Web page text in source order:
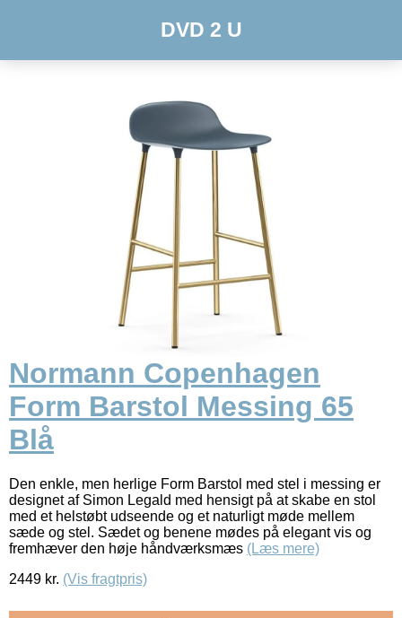
DVD 2 U
Normann Copenhagen
Form Barstol Messing 65
Blå
Den enkle, men herlige Form Barstol med stel i messing er
designet af Simon Legald med hensigt på at skabe en stol
med et helstøbt udseende og et naturligt møde mellem
sæde og stel. Sædet og benene mødes på elegant vis og
fremhæver den høje håndværksmæs (Læs mere)
2449 kr. (Vis fragtpris)